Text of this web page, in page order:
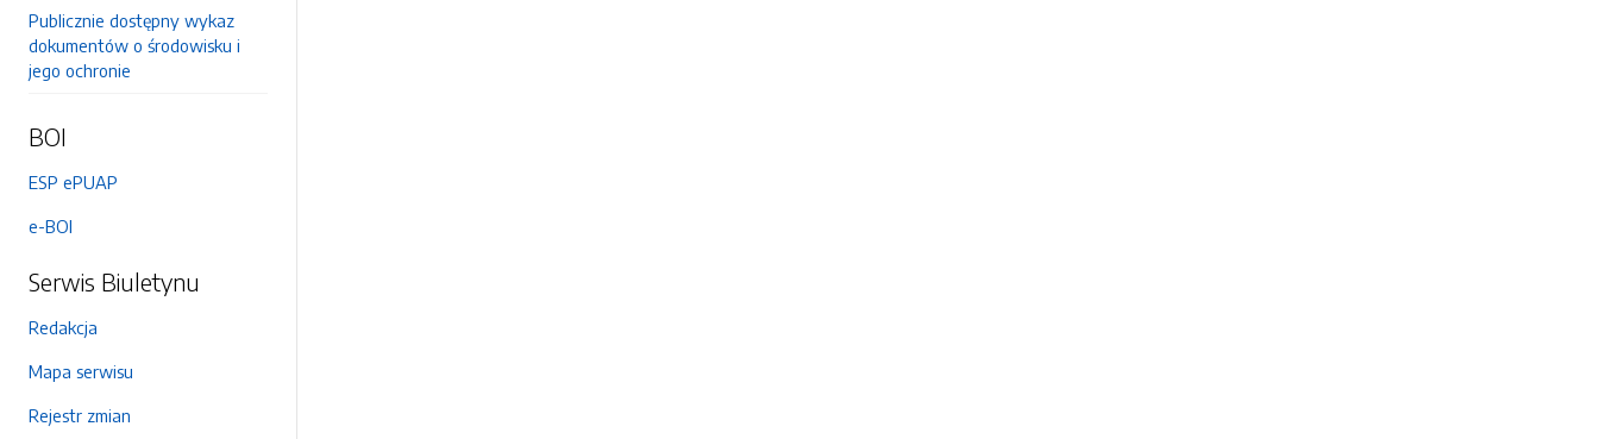
Publicznie dostępny wykaz
dokumentów o środowisku i
jego ochronie
BOI
ESP ePUAP
e-BOI
Serwis Biuletynu
Redakcja
Mapa serwisu
Rejestr zmian